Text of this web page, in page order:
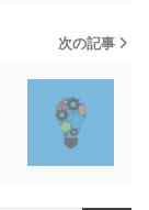
次の記事